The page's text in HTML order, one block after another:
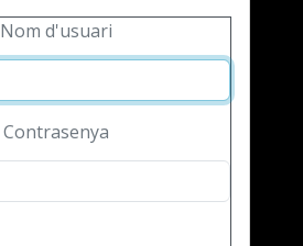
Nom d'usuari
Contrasenya